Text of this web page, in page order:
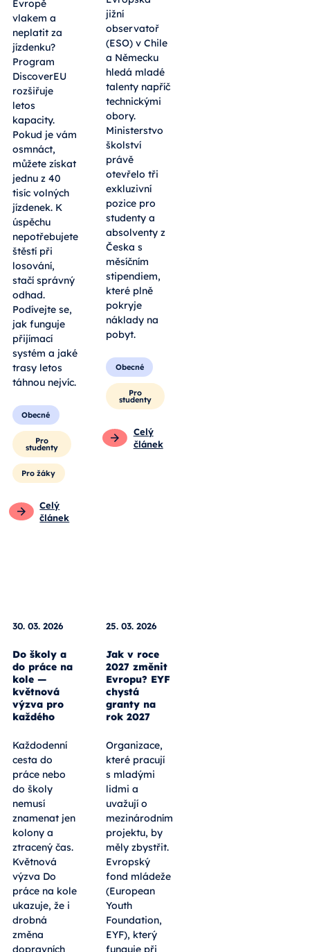
měsíc po
Evropě
vlakem a
neplatit za
jízdenku?
Program
DiscoverEU
rozšiřuje
letos
kapacity.
Pokud je vám
osmnáct,
můžete získat
jednu z 40
tisíc volných
jízdenek. K
úspěchu
nepotřebujete
štěstí při
losování,
stačí správný
odhad.
Podívejte se,
jak funguje
přijímací
systém a jaké
trasy letos
táhnou nejvíc.
Obecné
Pro
studenty
Evropská
jižní
observatoř
(ESO) v Chile
a Německu
hledá mladé
talenty napříč
technickými
obory.
Ministerstvo
školství
právě
otevřelo tři
exkluzivní
pozice pro
studenty a
absolventy z
Česka s
měsíčním
stipendiem,
které plně
pokryje
náklady na
pobyt.
Obecné
30. 03. 2026
Do školy a
do práce na
kole —
květnová
každého
Každodenní
cesta do
práce nebo
do školy
nemusí
znamenat jen
kolony a
ztracený čas.
Květnová
výzva Do
práce na kole
ukazuje, že i
drobná
25. 03. 2026
Jak v roce
2027 změnit
Evropu? EYF
chystá
rok 2027
Organizace,
které pracují
s mladými
lidmi a
uvažují o
mezinárodním
projektu, by
měly zbystřit.
Evropský
fond mládeže
(European
Youth
Foundation,